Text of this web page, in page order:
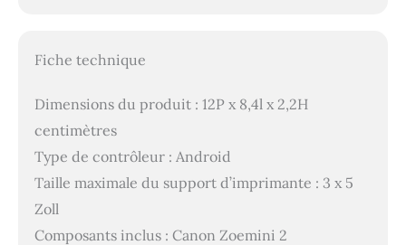
Fiche technique
Dimensions du produit : 12P x 8,4l x 2,2H
centimètres
Type de contrôleur : Android
Taille maximale du support d’imprimante : 3 x 5
Zoll
Composants inclus : Canon Zoemini 2